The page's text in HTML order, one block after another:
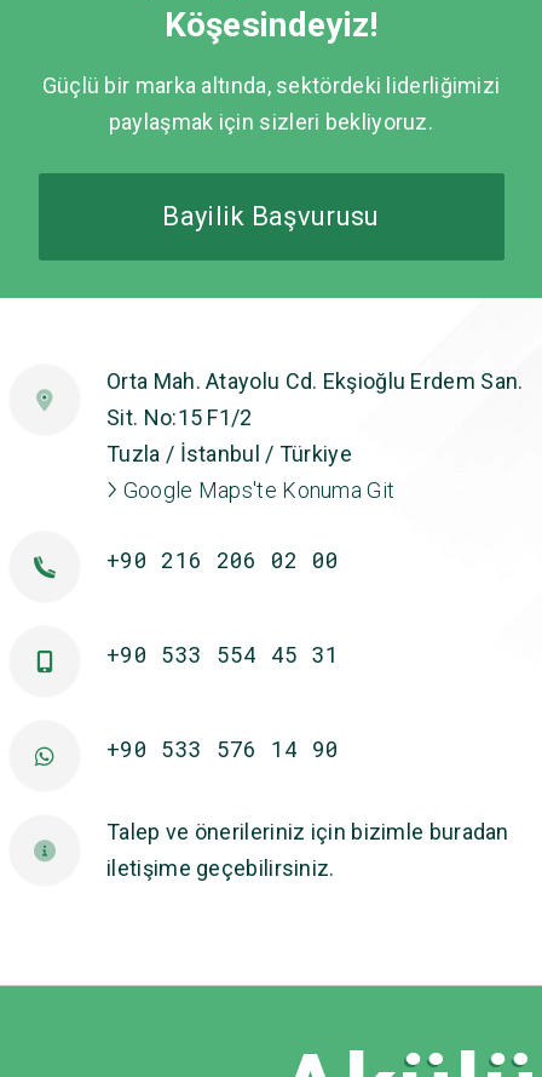
Köşesindeyiz!
Güçlü bir marka altında, sektördeki liderliğimizi
paylaşmak için sizleri bekliyoruz.
Bayilik Başvurusu
Orta Mah. Atayolu Cd. Ekşioğlu Erdem San.
Sit. No:15 F1/2
Tuzla / İstanbul / Türkiye
Google Maps'te Konuma Git
+90 216 206 02 00
+90 533 554 45 31
+90 533 576 14 90
Talep ve önerileriniz için bizimle buradan
iletişime geçebilirsiniz.